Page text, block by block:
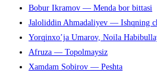
Bobur Ikramov — Menda bor bittasi
Jaloliddin Ahmadaliyev — Ishqning
Yorqinxo’ja Umarov, Noila
Afruza — Topolmaysiz
Xamdam Sobirov — Peshta